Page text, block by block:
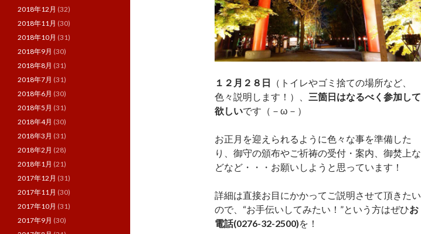
１２月２８日
（トイレやゴミ捨ての場所など、
色々説明します！）、 三箇日はなるべく参加して
欲しいです（－ω－）
お正月を迎えられるように色々な事を準備した
り、御守の頒布やご祈祷の受付・案内、御焚上な
どなど・・・お願いしようと思っています！
詳細は直接お目にかかってご説明させて頂きたい
ので、“お手伝いしてみたい！”という方はぜひお
電話(0276-32-2500)を！
2018年12月 (32)
2018年11月 (30)
2018年10月 (31)
2018年9月 (30)
2018年8月 (31)
2018年7月 (31)
2018年6月 (30)
2018年5月 (31)
2018年4月 (30)
2018年3月 (31)
2018年2月 (28)
2018年1月 (21)
2017年12月 (31)
2017年11月 (30)
2017年10月 (31)
2017年9月 (30)